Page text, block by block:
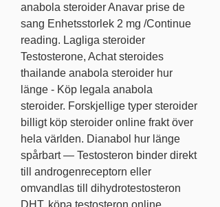
anabola steroider Anavar prise de
sang Enhetsstorlek 2 mg /Continue
reading. Lagliga steroider
Testosterone, Achat steroides
thailande anabola steroider hur
länge - Köp legala anabola
steroider. Forskjellige typer steroider
billigt köp steroider online frakt över
hela världen. Dianabol hur länge
spårbart — Testosteron binder direkt
till androgenreceptorn eller
omvandlas till dihydrotestosteron
DHT, köpa testosteron online